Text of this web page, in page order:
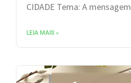
CIDADE Tema: A mensagem
LEIA MAIS »